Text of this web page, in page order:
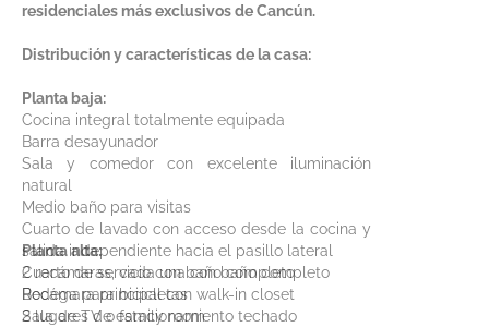
residenciales más exclusivos de Cancún.
Distribución y características de la casa:
Planta baja:
Cocina integral totalmente equipada
Barra desayunador
Sala y comedor con excelente iluminación
natural
Medio baño para visitas
Cuarto de lavado con acceso desde la cocina y
salida independiente hacia el pasillo lateral
Cuarto de servicio con baño completo
Bodega para bicicletas
2 lugares de estacionamiento techado
Planta alta:
2 recámaras, cada una con baño completo
Recámara principal con walk-in closet
Sala de TV o family room